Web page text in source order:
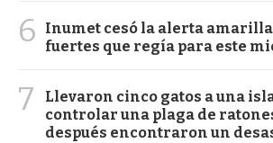
6
Inumet cesó la alerta
fuertes que regía para este
7
Llevaron cinco gatos a una
controlar una plaga de
después encontraron un